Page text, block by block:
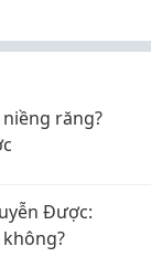
răng?
Được: